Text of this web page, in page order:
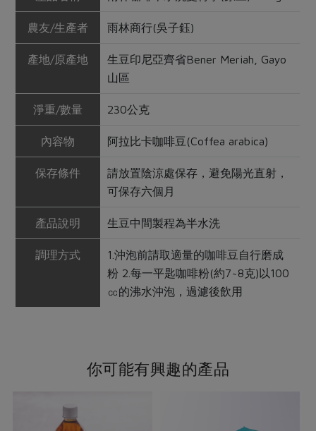
農友/生產者 雨林商行(吳子鈺)
產地/原產地
生豆印尼亞齊省Bener Meriah, Gayo
山區
淨重/數量 230公克
內容物 阿拉比卡咖啡豆(Coffea arabica)
保存條件
請放置陰涼處保存，避免陽光直射，
可保存六個月
產品說明 生豆中間製程為半水洗
調理方式
1.沖泡前請取適量的咖啡豆自行磨成
粉 2.每一平匙咖啡粉(約7~8克)以100
㏄的沸水沖泡，過濾後飲用
你可能有興趣的產品